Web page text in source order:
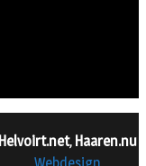
Helvoirt.net, Haaren.nu